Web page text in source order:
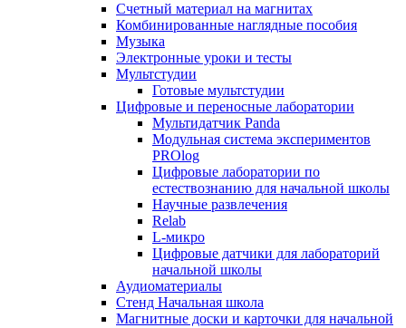
Счетный материал на магнитах
Комбинированные наглядные пособия
Музыка
Электронные уроки и тесты
Мультстудии
Готовые мультстудии
Цифровые и переносные лаборатории
Мультидатчик Panda
Модульная система экспериментов
PROlog
Цифровые лаборатории по
естествознанию для начальной школы
Научные развлечения
Relab
L-микро
Цифровые датчики для лабораторий
начальной школы
Аудиоматериалы
Стенд Начальная школа
Магнитные доски и карточки для начальной